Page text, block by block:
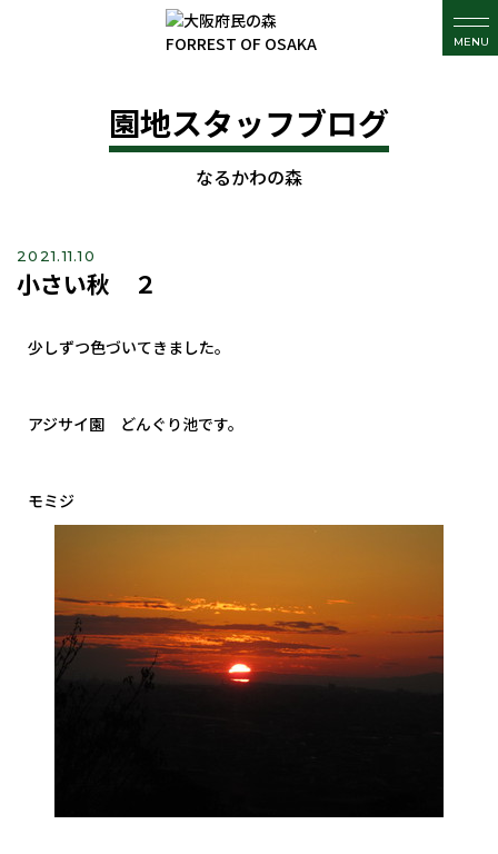
MENU
園地スタッフブログ
なるかわの森
2021.11.10
小さい秋 ２
少しずつ色づいてきました。
アジサイ園 どんぐり池です。
モミジ